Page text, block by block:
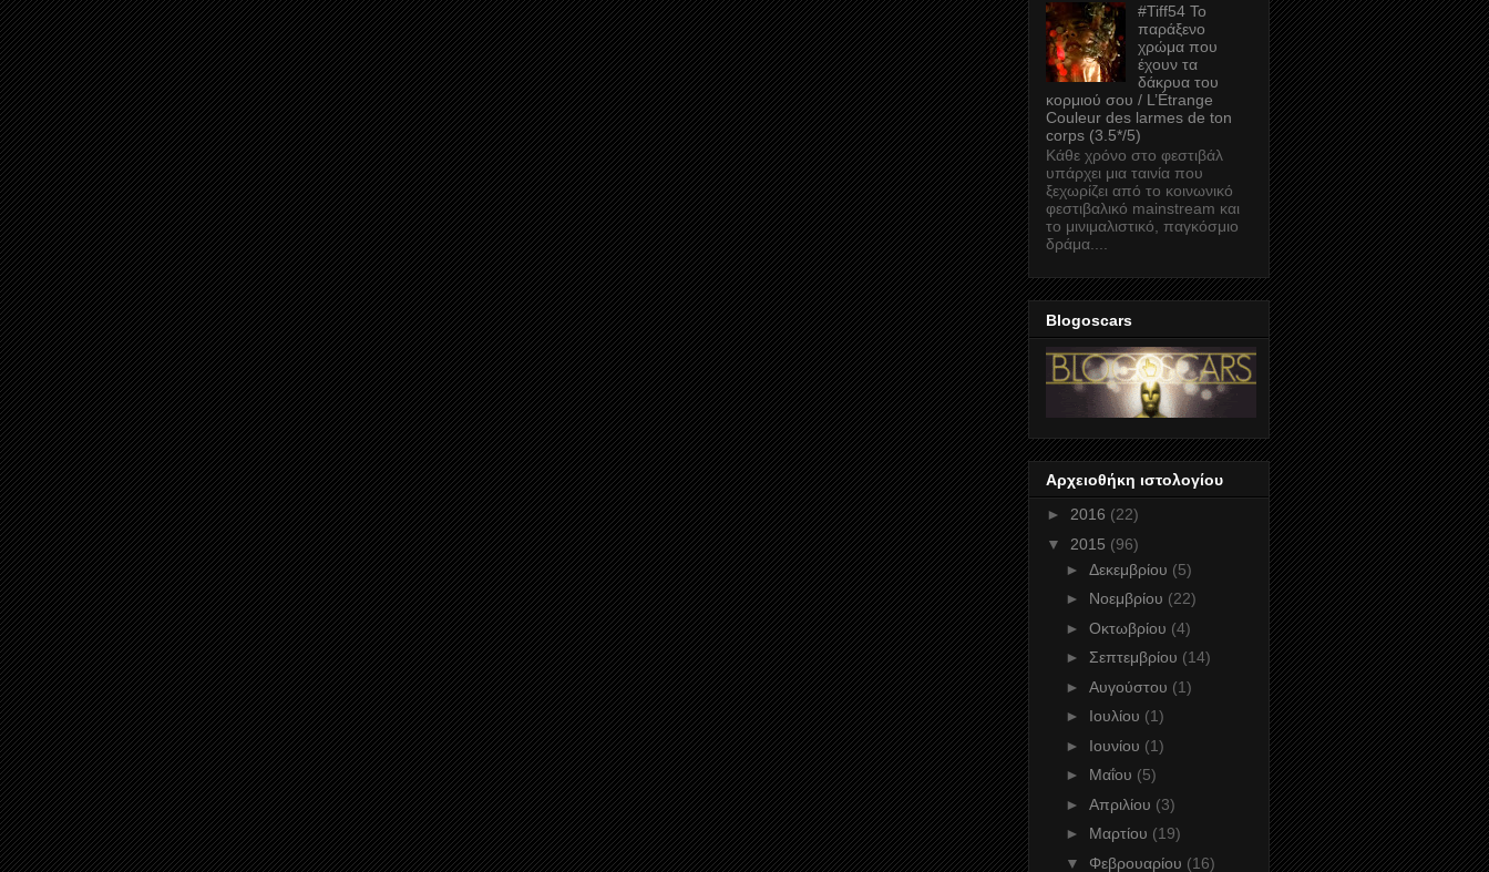
#Tiff54 Το
παράξενο
χρώμα που
έχουν τα
δάκρυα του
κορμιού σου / L’Étrange
Couleur des larmes de ton
corps (3.5*/5)
Κάθε χρόνο στο φεστιβάλ
υπάρχει μια ταινία που
ξεχωρίζει από το κοινωνικό
φεστιβαλικό mainstream και
το μινιμαλιστικό, παγκόσμιο
δράμα....
Blogoscars
Αρχειοθήκη ιστολογίου
► 2016 (22)
▼
2015 (96)
► Δεκεμβρίου (5)
► Νοεμβρίου (22)
► Οκτωβρίου (4)
► Σεπτεμβρίου (14)
► Αυγούστου (1)
► Ιουλίου (1)
► Ιουνίου (1)
► Μαΐου (5)
► Απριλίου (3)
► Μαρτίου (19)
▼
Φεβρουαρίου (16)